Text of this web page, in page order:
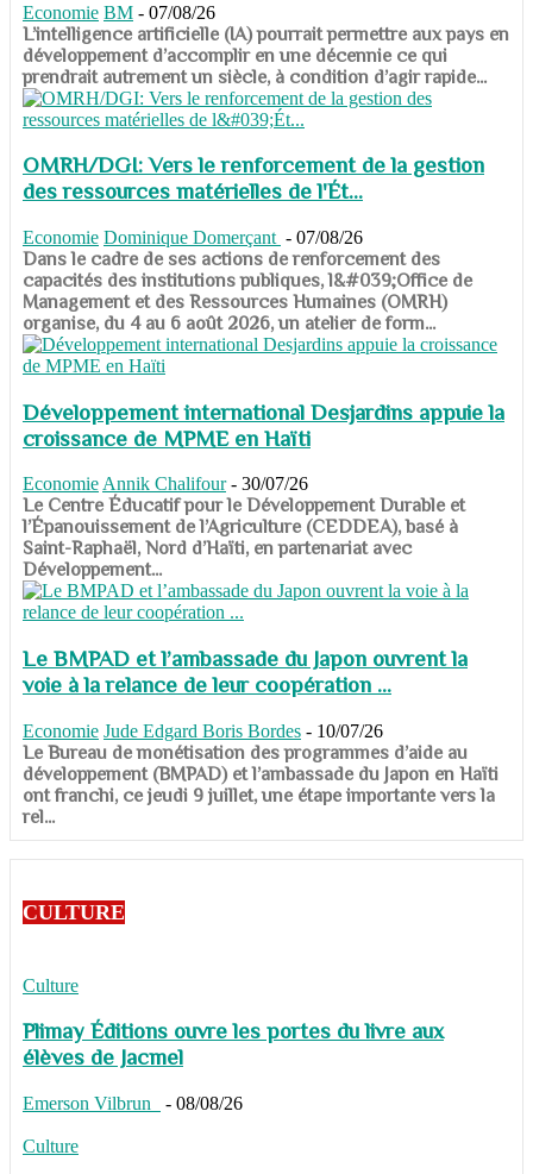
Economie BM - 07/08/26
​​​​​​​L’intelligence artificielle (IA) pourrait permettre aux pays en
développement d’accomplir en une décennie ce qui
prendrait autrement un siècle, à condition d’agir rapide...
OMRH/DGI: Vers le renforcement de la gestion
des ressources matérielles de l'Ét...
Economie Dominique Domerçant - 07/08/26
Dans le cadre de ses actions de renforcement des
capacités des institutions publiques, l&#039;Office de
Management et des Ressources Humaines (OMRH)
organise, du 4 au 6 août 2026, un atelier de form...
Développement international Desjardins appuie la
croissance de MPME en Haïti
Economie Annik Chalifour - 30/07/26
​​​​​​​Le Centre Éducatif pour le Développement Durable et
l’Épanouissement de l’Agriculture (CEDDEA), basé à
Saint-Raphaël, Nord d’Haïti, en partenariat avec
Développement...
Le BMPAD et l’ambassade du Japon ouvrent la
voie à la relance de leur coopération ...
Economie Jude Edgard Boris Bordes - 10/07/26
​​​​​​​Le Bureau de monétisation des programmes d’aide au
développement (BMPAD) et l’ambassade du Japon en Haïti
ont franchi, ce jeudi 9 juillet, une étape importante vers la
rel...
CULTURE
Culture
Plimay Éditions ouvre les portes du livre aux
élèves de Jacmel
Emerson Vilbrun - 08/08/26
Culture